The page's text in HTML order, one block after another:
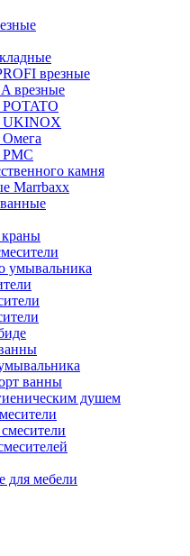
врезные
врезные
UKINOX
РМС
камня
Marrbaxx
умывальника
ванны
душем
для мебели